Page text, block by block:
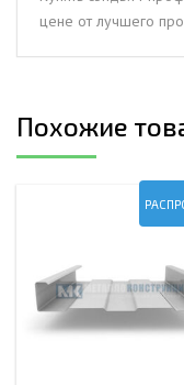
цене от лучшего
Похожие